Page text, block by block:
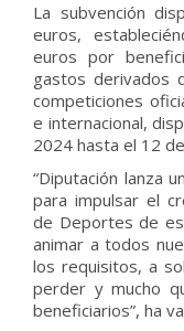
La subvención
euros,
euros por
gastos derivados
competiciones
e internacional,
2024 hasta el 12
“Diputación lanza
para impulsar el
de Deportes de
animar a todos
los requisitos, a
perder y mucho
beneficiarios”, ha